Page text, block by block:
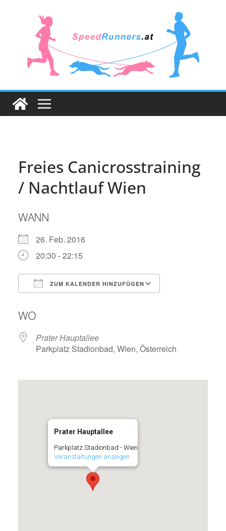
Freies Canicrosstraining
/ Nachtlauf Wien
WANN
26. Feb. 2016
20:30 - 22:15
ZUM KALENDER HINZUFÜGEN
WO
Prater Hauptallee
Parkplatz Stadionbad, Wien, Österreich
Prater Hauptallee
Parkplatz Stadionbad - Wien
Veranstaltungen anzeigen